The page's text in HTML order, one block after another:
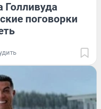
Голливуда
поговорки